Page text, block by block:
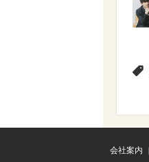
会社案内